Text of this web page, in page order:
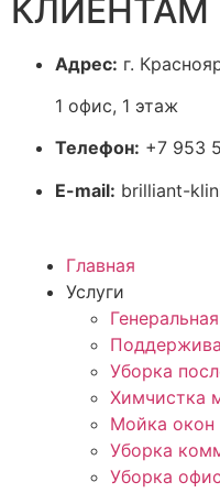
КЛИЕНТАМ
Адрес: г.
1 офис, 1 этаж
Телефон: +7 953
E-mail: brilliant-
Главная
Услуги
Уборка
Химчистка
Мойка окон
Уборка
Уборка